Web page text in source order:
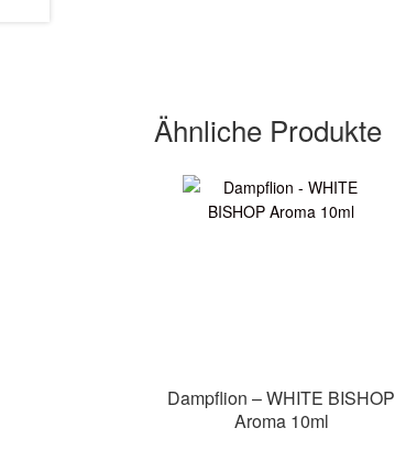
Ähnliche Produkte
Dampflion – WHITE BISHOP
Aroma 10ml